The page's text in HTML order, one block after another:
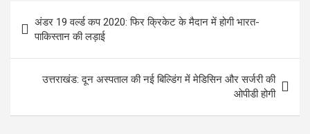
b
o
o
k
er
s
p
p
e
navigation
अंडर 19 वर्ल्ड कप 2020: फिर क्रिकेट के मैदान में होगी भारत-
पाकिस्तान की लड़ाई
उत्तराखंड: दून अस्पताल की नई बिल्डिंग में मेडिसिन और सर्जरी की
ओपीडी होगी